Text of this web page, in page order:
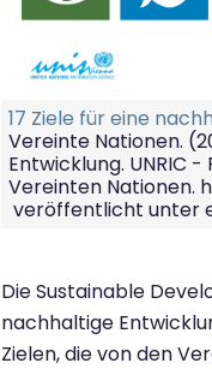
17 Ziele für eine
Vereinte Nationen.
Entwicklung. UNRIC
Vereinten Nationen.
veröffentlicht unter
Die Sustainable
nachhaltige
Zielen, die von den